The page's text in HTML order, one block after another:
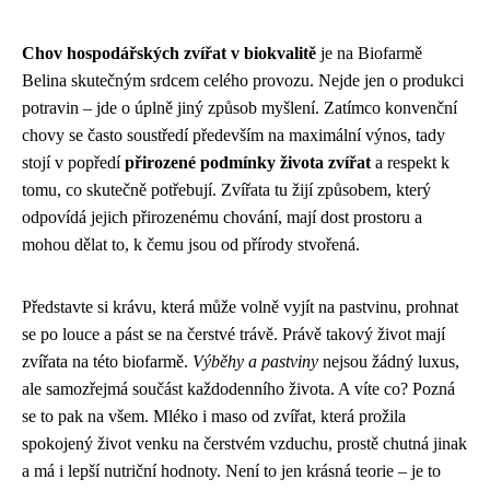
Chov hospodářských zvířat v biokvalitě je na Biofarmě
Belina skutečným srdcem celého provozu. Nejde jen o produkci
potravin – jde o úplně jiný způsob myšlení. Zatímco konvenční
chovy se často soustředí především na maximální výnos, tady
stojí v popředípřirozené podmínky života zvířat a respekt k
tomu, co skutečně potřebují. Zvířata tu žijí způsobem, který
odpovídá jejich přirozenému chování, mají dost prostoru a
mohou dělat to, k čemu jsou od přírody stvořená.
Představte si krávu, která může volně vyjít na pastvinu, prohnat
se po louce a pást se na čerstvé trávě. Právě takový život mají
zvířata na této biofarmě. Výběhy a pastviny nejsou žádný luxus,
ale samozřejmá součást každodenního života. A víte co? Pozná
se to pak na všem. Mléko i maso od zvířat, která prožila
spokojený život venku na čerstvém vzduchu, prostě chutná jinak
a má i lepší nutriční hodnoty. Není to jen krásná teorie – je to